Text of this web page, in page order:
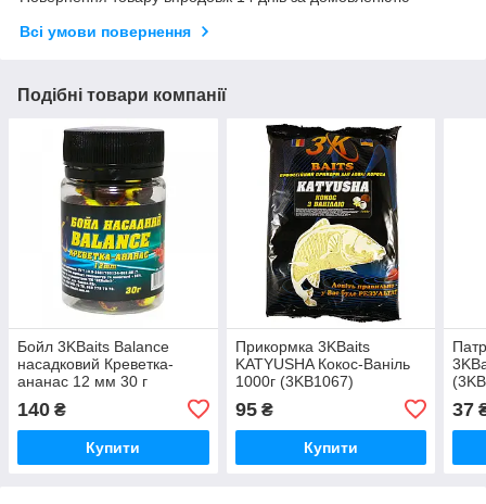
Всі умови повернення
Подібні товари компанії
Бойл 3KBaits Balance
насадковий Креветка-
ананас 12 мм 30 г
140 ₴
Купити
Прикормка 3KBaits
KATYUSHA Кокос-Ваніль
1000г (3KB1067)
95₴
Купити
37